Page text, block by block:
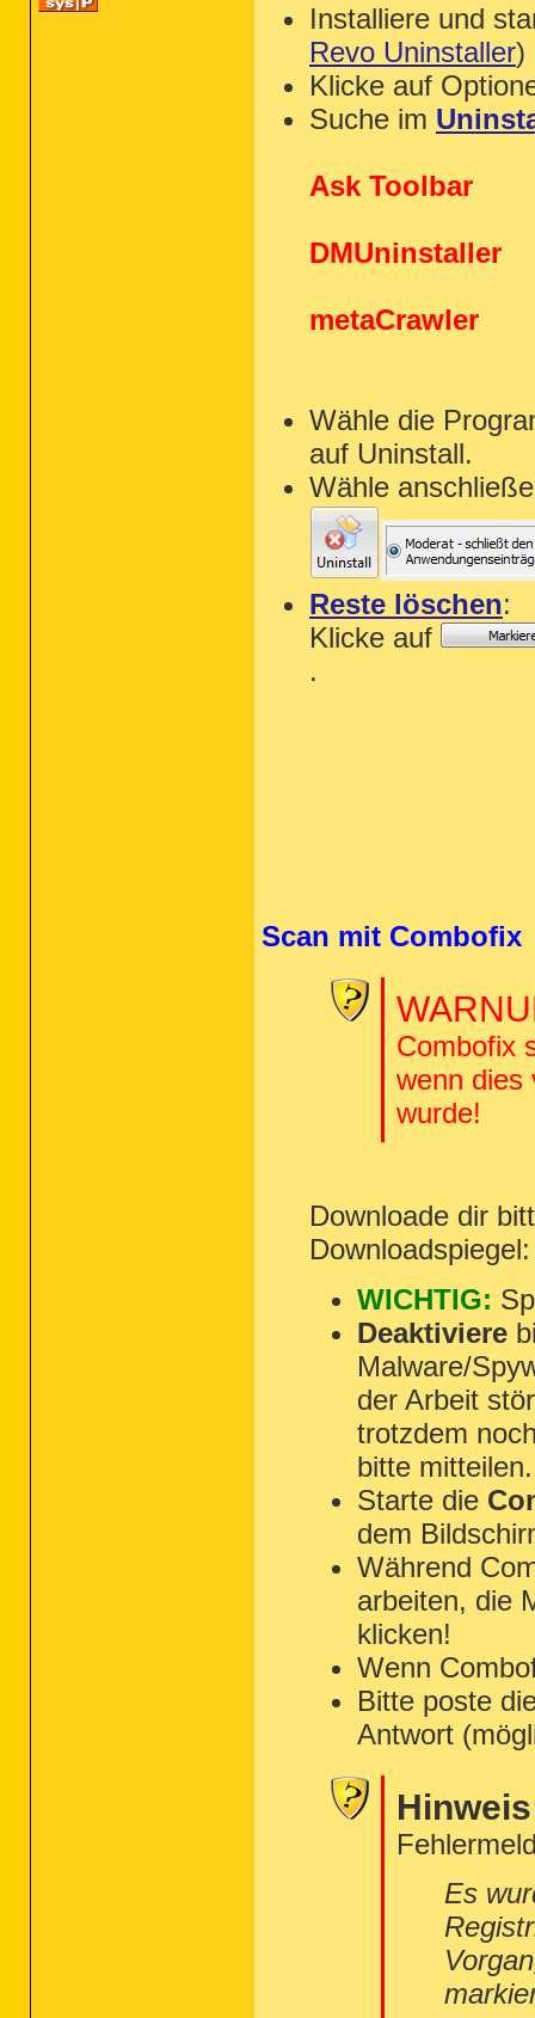
Installiere und
Revo Uninstaller)
Klicke auf
Suche im
Ask Toolbar
DMUninstaller
metaCrawler
Wähle die
auf Uninstall.
Wähle
Reste löschen:
Klicke auf
.
Scan mit Combofix
Combofix
wenn dies
wurde!
Downloade dir
WICHTIG:
Deaktiviere
Malware/
der Arbeit
trotzdem
bitte mitteilen.
Starte die
dem
Während
arbeiten, die
klicken!
Wenn
Bitte poste
Antwort
Es